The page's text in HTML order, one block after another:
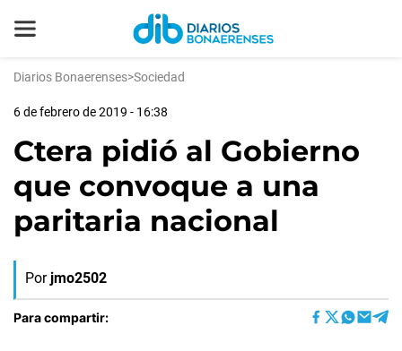
Diarios Bonaerenses>Sociedad
6 de febrero de 2019 - 16:38
Ctera pidió al Gobierno
que convoque a una
paritaria nacional
Por jmo2502
Para compartir: